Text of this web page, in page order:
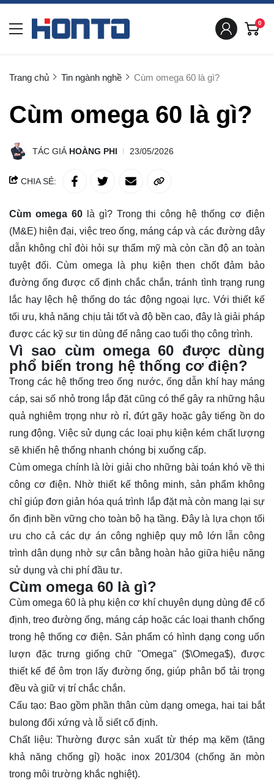
0
Trang chủ Tin ngành nghề Cùm omega 60 là gì?
Cùm omega 60 là gì?
TÁC GIẢ HOÀNG PHI 23/05/2026
CHIA SẺ:
Cùm omega 60là gì? Trong thi công hệ thống cơ điện
(M&E) hiện đại, việc treo ống, máng cáp và các đường dây
dẫn không chỉ đòi hỏi sự thẩm mỹ mà còn cần độ an toàn
tuyệt đối. Cùm omega là phụ kiện then chốt đảm bảo
đường ống được cố định chắc chắn, tránh tình trạng rung
lắc hay lệch hệ thống do tác động ngoại lực. Với thiết kế
tối ưu, khả năng chịu tải tốt và độ bền cao, đây là giải pháp
được các kỹ sư tin dùng để nâng cao tuổi thọ công trình.
Vì sao cùm omega 60 được dùng
phổ biến trong hệ thống cơ điện?
Trong các hệ thống treo ống nước, ống dẫn khí hay máng
cáp, sai số nhỏ trong lắp đặt cũng có thể gây ra những hậu
quả nghiêm trọng như rò rỉ, đứt gãy hoặc gây tiếng ồn do
rung động. Việc sử dụng các loại phụ kiện kém chất lượng
sẽ khiến hệ thống nhanh chóng bị xuống cấp.
Cùm omega chính là lời giải cho những bài toán khó về thi
công cơ điện. Nhờ thiết kế thông minh, sản phẩm không
chỉ giúp đơn giản hóa quá trình lắp đặt mà còn mang lại sự
ổn định bền vững cho toàn bộ hạ tầng. Đây là lựa chọn tối
ưu cho cả các dự án công nghiệp quy mô lớn lẫn công
trình dân dụng nhờ sự cân bằng hoàn hảo giữa hiệu năng
sử dụng và chi phí đầu tư.
Cùm omega 60 là gì?
Cùm omega 60 là phụ kiện cơ khí chuyên dụng dùng để cố
định, treo đường ống, máng cáp hoặc các loại thanh chống
trong hệ thống cơ điện. Sản phẩm có hình dạng cong uốn
lượn đặc trưng giống chữ "Omega" ($\Omega$), được
thiết kế để ôm trọn lấy đường ống, giúp phân bổ tải trọng
đều và giữ vị trí chắc chắn.
Cấu tạo: Bao gồm phần thân cùm dạng omega, hai tai bắt
bulong đối xứng và lỗ siết cố định.
Chất liệu: Thường được sản xuất từ thép mạ kẽm (tăng
khả năng chống gỉ) hoặc inox 201/304 (chống ăn mòn
trong môi trường khắc nghiệt).